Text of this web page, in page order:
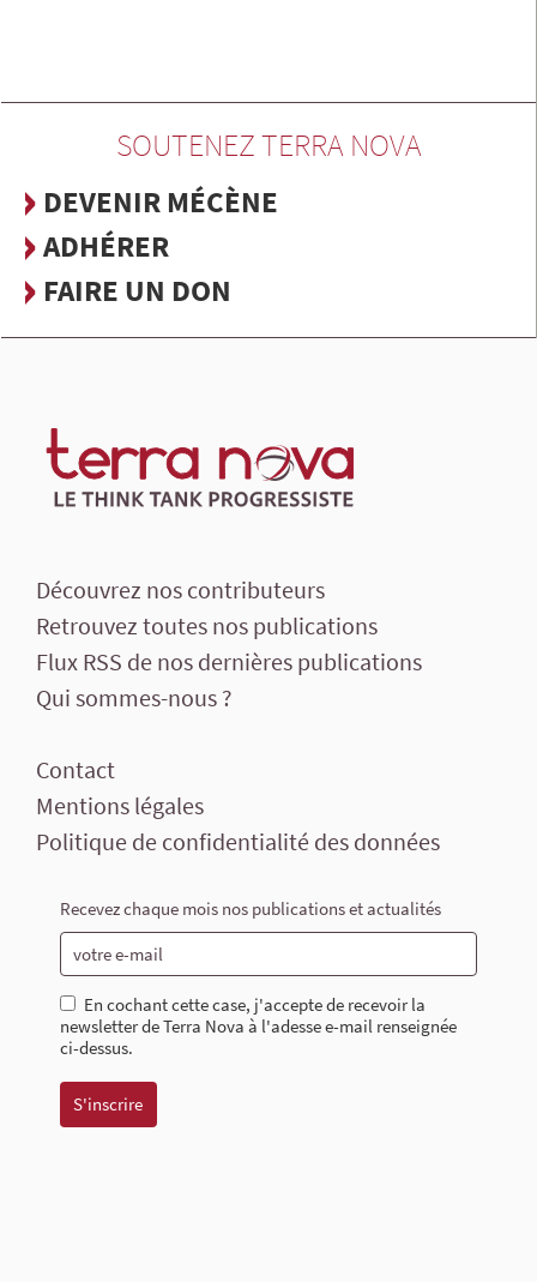
SOUTENEZ TERRA NOVA
DEVENIR MÉCÈNE
ADHÉRER
FAIRE UN DON
Découvrez nos contributeurs
Retrouvez toutes nos publications
Flux RSS de nos dernières publications
Qui sommes-nous ?
Contact
Mentions légales
Politique de confidentialité des données
Recevez chaque mois nos publications et actualités
En cochant cette case, j'accepte de recevoir la
newsletter de Terra Nova à l'adesse e-mail renseignée
ci-dessus.